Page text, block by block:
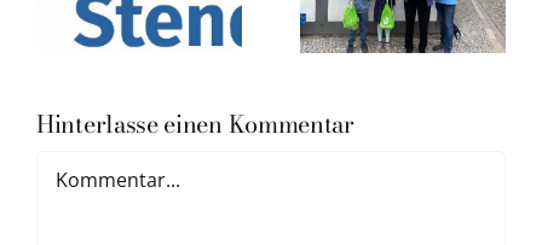
Hinterlasse einen Kommentar
Kommentar